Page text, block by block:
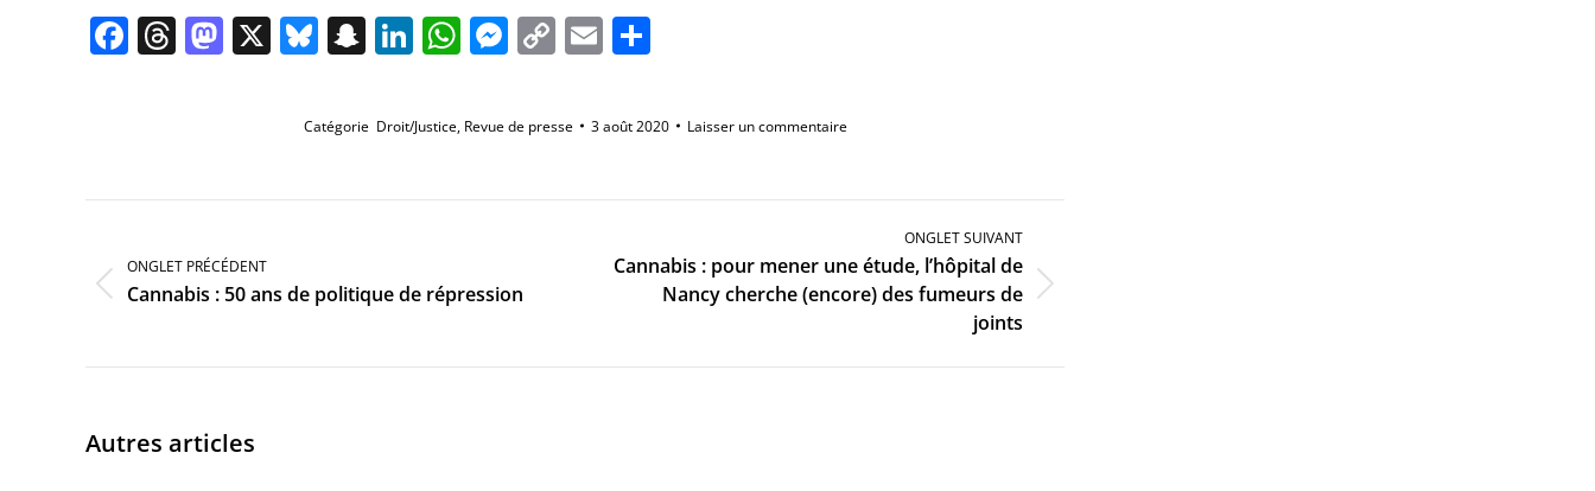
Facebook
Threads
Mastodon
X Bluesky
Snapchat
LinkedIn
WhatsApp
Messenger
Copy
Link
Email
Catégorie Droit/Justice, Revue de presse 3 août 2020 Laisser un commentaire
Navigation
ONGLET PRÉCÉDENT
Onglet
précédent
Cannabis : 50 ans de politique de répression
ONGLET SUIVANT
suivant
Cannabis : pour mener une étude, l’hôpital de
Nancy cherche (encore) des fumeurs de
joints
Autres articles